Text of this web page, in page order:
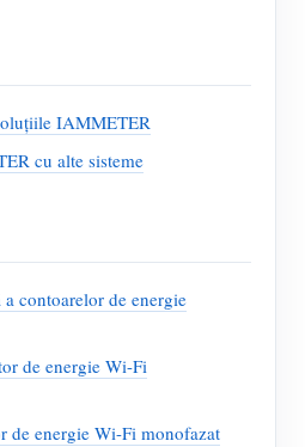
IAMMETER
cu alte sisteme
a contoarelor de energie
de energie Wi-Fi
de energie Wi-Fi monofazat